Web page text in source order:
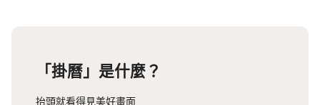
「掛曆」是什麼？
抬頭就看得見美好畫面